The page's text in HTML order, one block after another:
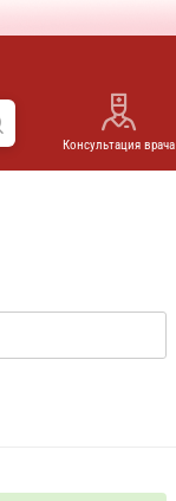
Консультация врача